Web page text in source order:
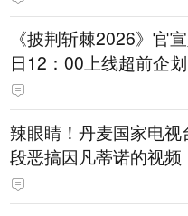
《披荆斩棘2026》官
日12：00上线超前企
初见面直播，8月15日
进行初舞台直播
辣眼睛！丹麦国家电视
段恶搞因凡蒂诺的视频